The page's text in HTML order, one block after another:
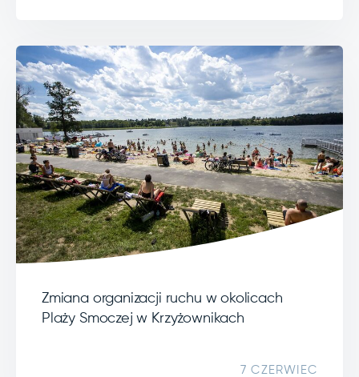
Zmiana organizacji ruchu w okolicach
Plaży Smoczej w Krzyżownikach
7 CZERWIEC